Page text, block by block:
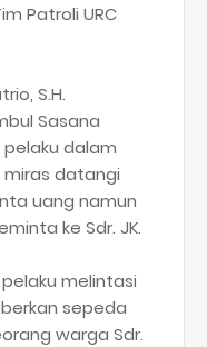
Patroli URC
S.H.
Sasana
pelaku dalam
miras datangi
uang namun
ke Sdr. JK.
melintasi
sepeda
warga Sdr.